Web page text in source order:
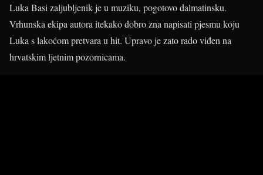
Luka Basi zaljubljenik je u muziku, pogotovo dalmatinsku.
Vrhunska ekipa autora itekako dobro zna napisati pjesmu koju
Luka s lakoćom pretvara u hit. Upravo je zato rado viđen na
hrvatskim ljetnim pozornicama.